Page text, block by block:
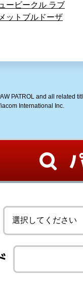
ービークル ラブ
ットブルドーザ
PATROL and all related
International Inc.